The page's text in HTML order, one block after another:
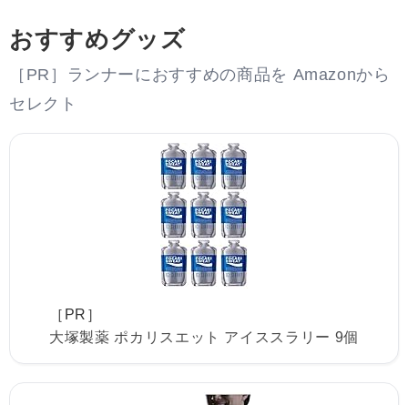
おすすめグッズ
［PR］ランナーにおすすめの商品を Amazonから
セレクト
［PR］
大塚製薬 ポカリスエット アイススラリー 9個